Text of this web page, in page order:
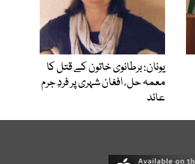
یونان: برطانوی خاتون کے قتل کا
معمہ حل، افغان شہری پر فردِ جرم
عائد